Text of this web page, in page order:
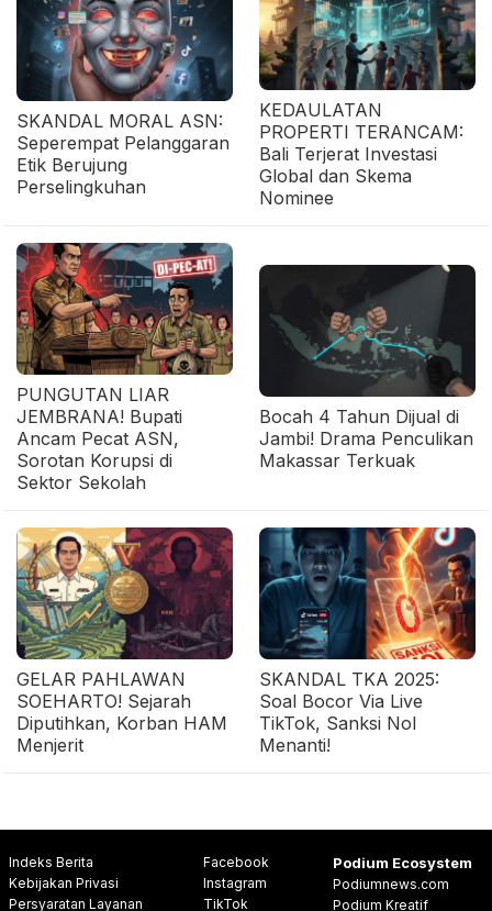
SKANDAL MORAL ASN:
Seperempat Pelanggaran
Etik Berujung
Perselingkuhan
KEDAULATAN
PROPERTI TERANCAM:
Bali Terjerat Investasi
Global dan Skema
Nominee
PUNGUTAN LIAR
JEMBRANA! Bupati
Ancam Pecat ASN,
Sorotan Korupsi di
Sektor Sekolah
Bocah 4 Tahun Dijual di
Jambi! Drama Penculikan
Makassar Terkuak
GELAR PAHLAWAN
SOEHARTO! Sejarah
Diputihkan, Korban HAM
Menjerit
SKANDAL TKA 2025:
Soal Bocor Via Live
TikTok, Sanksi Nol
Menanti!
Indeks Berita
Kebijakan Privasi
Persyaratan Layanan
Facebook
Instagram
TikTok
Podium Ecosystem
Podiumnews.com
Podium Kreatif